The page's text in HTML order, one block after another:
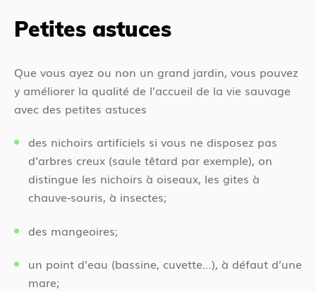
Petites astuces
Que vous ayez ou non un grand jardin, vous pouvez
y améliorer la qualité de l’accueil de la vie sauvage
avec des petites astuces
des nichoirs artificiels si vous ne disposez pas
d’arbres creux (saule têtard par exemple), on
distingue les nichoirs à oiseaux, les gites à
chauve-souris, à insectes;
des mangeoires;
un point d’eau (bassine, cuvette…), à défaut d’une
mare;